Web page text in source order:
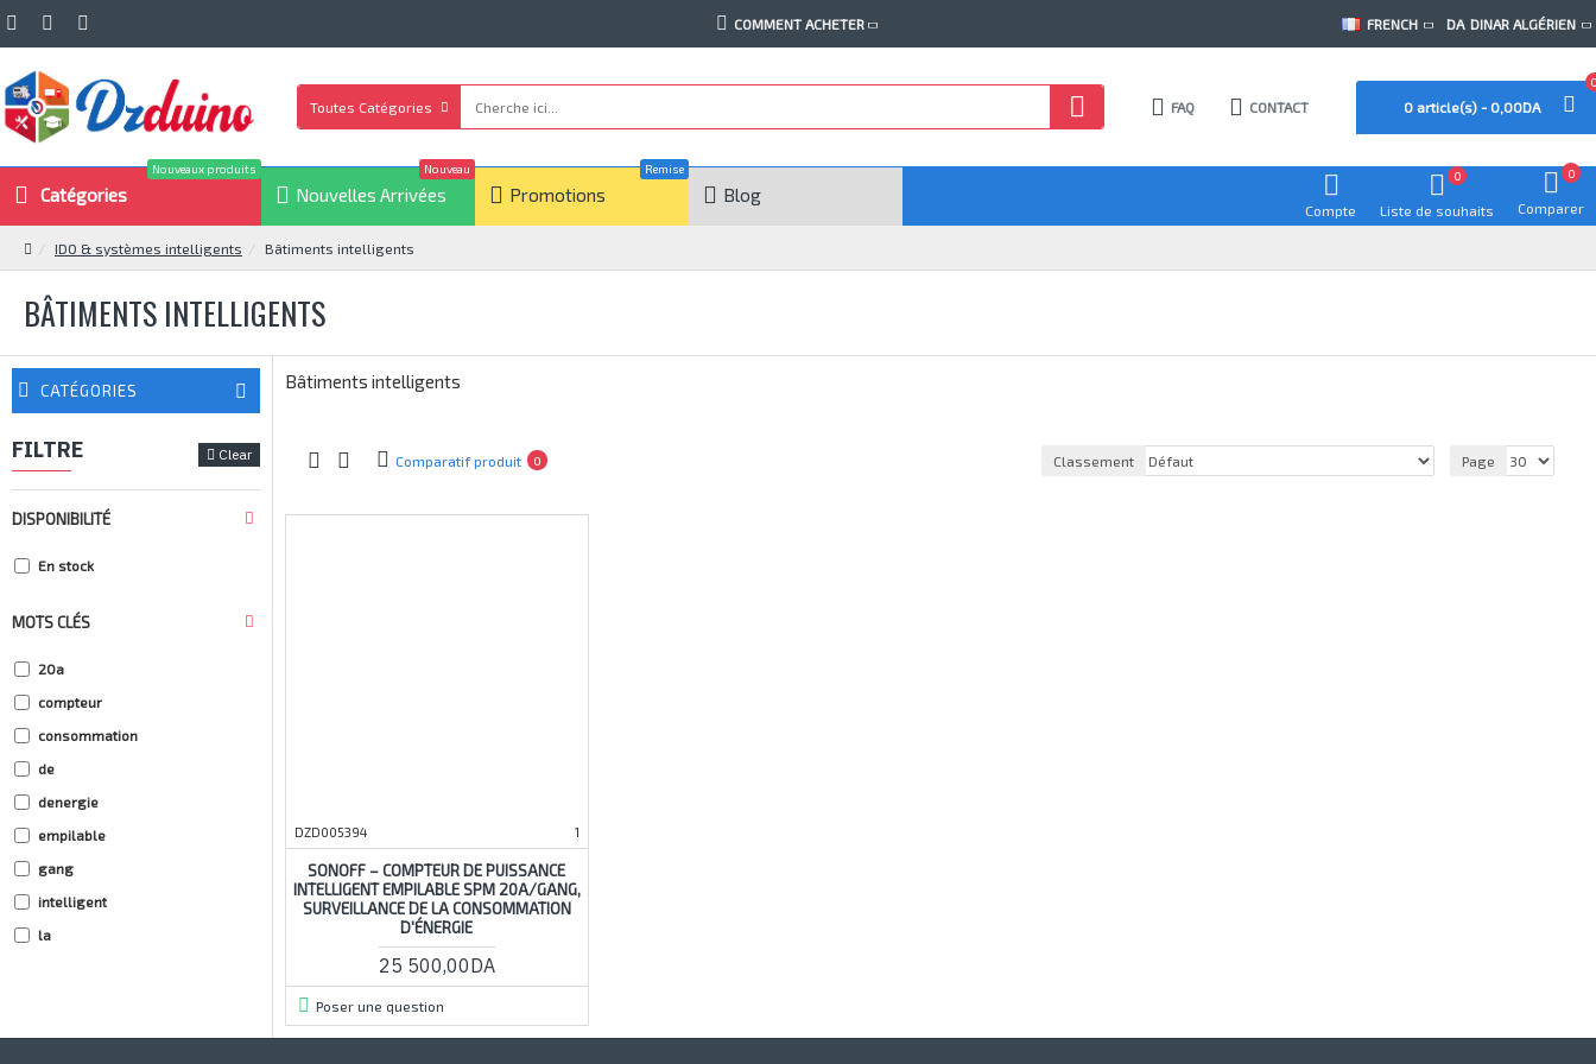
COMMENT ACHETER FRENCH DA DINAR ALGÉRIEN
Toutes Catégories FAQ CONTACT 0 article(s) - 0,00DA
Catégories
Nouveaux produits
Nouvelles Arrivées
Nouveau
Promotions
Remise
Blog
Compte Liste de souhaits
0
Comparer
0
IDO & systèmes intelligents Bâtiments intelligents
BÂTIMENTS INTELLIGENTS
CATÉGORIES
FILTRE Clear
MOTS CLÉS
20a
compteur
consommation
de
denergie
empilable
gang
intelligent
la
spm
DISPONIBILITÉ
En stock
Bâtiments intelligents
Comparatif produit 0 Classement Page
DZD005394 1
SONOFF – COMPTEUR DE PUISSANCE
INTELLIGENT EMPILABLE SPM 20A/GANG,
SURVEILLANCE DE LA CONSOMMATION
D'ÉNERGIE
25 500,00DA
Poser une question